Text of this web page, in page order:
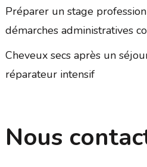
Préparer un stage
démarches administratives
Cheveux secs après un
réparateur intensif
Nous